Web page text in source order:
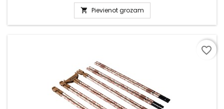
 Pievienot grozam
favorite_border